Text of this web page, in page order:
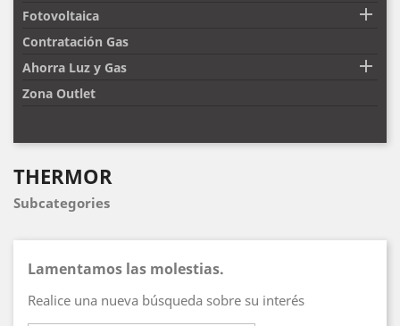
Fotovoltaica 
Contratación Gas
Ahorra Luz y Gas

Zona Outlet
THERMOR
Subcategories
Lamentamos las molestias.
Realice una nueva búsqueda sobre su interés